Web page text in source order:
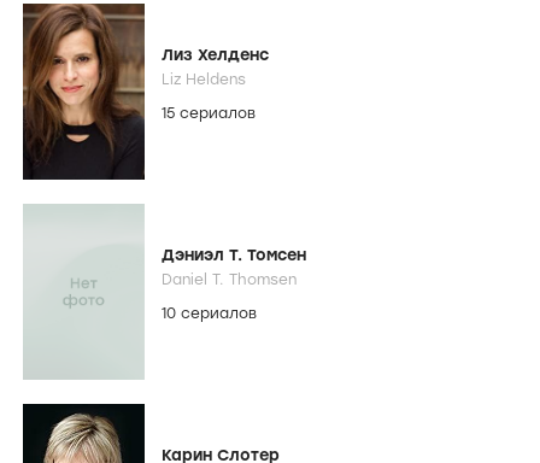
Лиз Хелденс
Liz Heldens
15 сериалов
Дэниэл Т. Томсен
Daniel T. Thomsen
10 сериалов
Карин Слотер